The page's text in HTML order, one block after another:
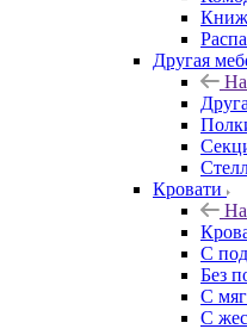
Другая
Кровати
С
Без
С
С